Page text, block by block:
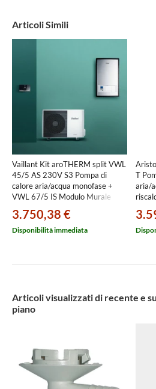
Articoli Simili
Vaillant Kit aroTHERM split VWL
45/5 AS 230V S3 Pompa di
calore aria/acqua monofase +
VWL 67/5 IS Modulo Murale
3.750,38 €
Disponibilità immediata
T
aria/
Articoli visualizzati di recente e
piano